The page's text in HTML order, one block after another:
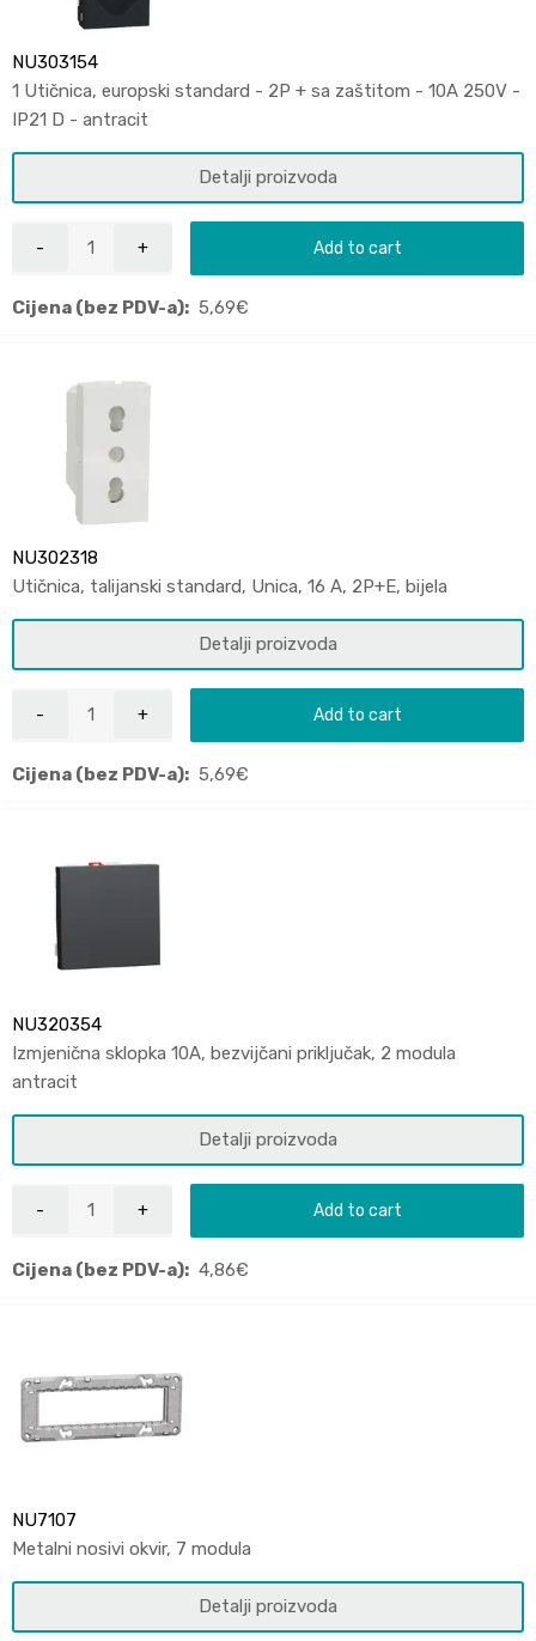
NU303154
1 Utičnica, europski standard - 2P + sa zaštitom - 10A 250V -
IP21 D - antracit
Detalji proizvoda
Add to cart
Cijena (bez PDV-a): 5,69€
NU302318
Utičnica, talijanski standard, Unica, 16 A, 2P+E, bijela
Detalji proizvoda
Add to cart
Cijena (bez PDV-a): 5,69€
NU320354
Izmjenična sklopka 10A, bezvijčani priključak, 2 modula
antracit
Detalji proizvoda
Add to cart
Cijena (bez PDV-a): 4,86€
NU7107
Metalni nosivi okvir, 7 modula
Detalji proizvoda